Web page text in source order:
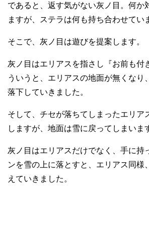
であると、返す気がない灰ノ目。何か
ますが、ステラは何も持ち合わせてい
そこで、灰ノ目は遊びを提案します。
灰ノ目はエリアスを指さし『お前も付
ういうと、エリアスの地面が無くなり
落下していきました。
そして、チセが落ちてしまったエリア
しますが、地面は雪に戻ってしまいま
灰ノ目はエリアスだけでなく、手に持
ンを雪の上に落とすと、エリアス同様
えていきました。